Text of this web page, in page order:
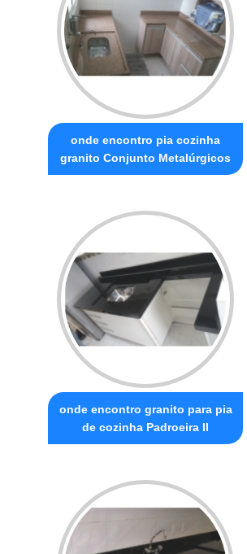
onde encontro pia cozinha
granito Conjunto Metalúrgicos
onde encontro granito para pia
de cozinha Padroeira II